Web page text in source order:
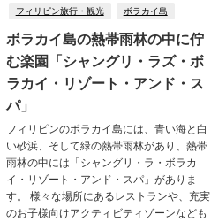
フィリピン旅行・観光 ボラカイ島
ボラカイ島の熱帯雨林の中に佇
む楽園「シャングリ・ラズ・ボ
ラカイ・リゾート・アンド・ス
パ」
フィリピンのボラカイ島には、青い海と白
い砂浜、そして緑の熱帯雨林があり、熱帯
雨林の中には「シャングリ・ラ・ボラカ
イ・リゾート・アンド・スパ」がありま
す。 様々な場所にあるレストランや、充実
のお子様向けアクティビティゾーンなども